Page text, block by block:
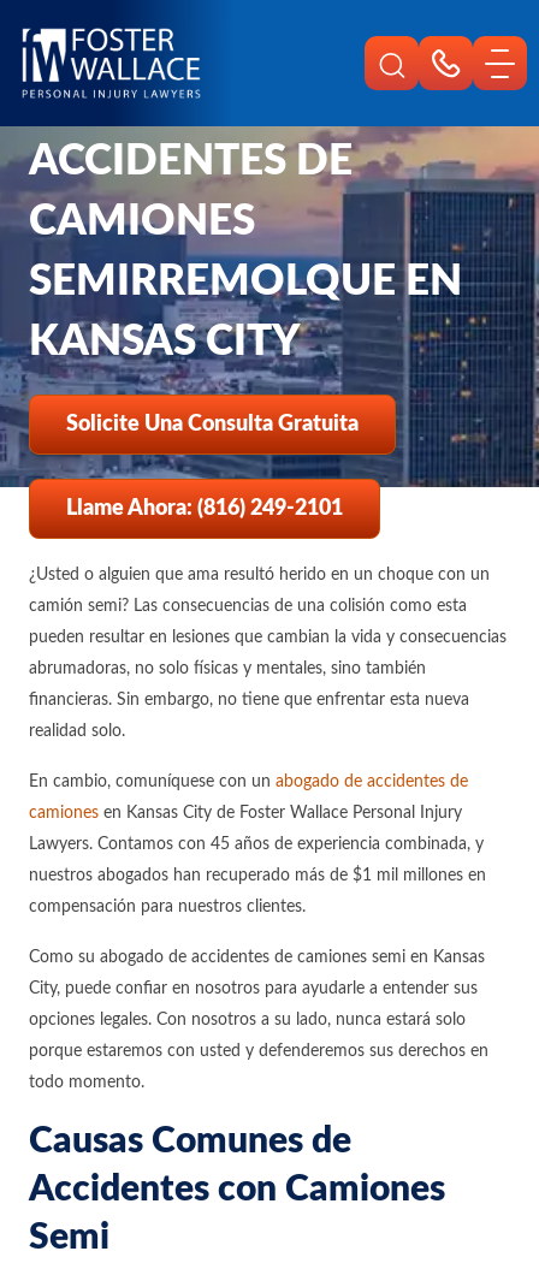
Abogado De Accidentes De Camiones En Kansas City
ABOGADO DE
ACCIDENTES DE
CAMIONES
SEMIRREMOLQUE EN
KANSAS CITY
Solicite Una Consulta Gratuita
Llame Ahora: (816) 249-2101
¿Usted o alguien que ama resultó herido en un choque con un
camión semi? Las consecuencias de una colisión como esta
pueden resultar en lesiones que cambian la vida y consecuencias
abrumadoras, no solo físicas y mentales, sino también
financieras. Sin embargo, no tiene que enfrentar esta nueva
realidad solo.
En cambio, comuníquese con un abogado de accidentes de
camiones en Kansas City de Foster Wallace Personal Injury
Lawyers. Contamos con 45 años de experiencia combinada, y
nuestros abogados han recuperado más de $1 mil millones en
compensación para nuestros clientes.
Como su abogado de accidentes de camiones semi en Kansas
City, puede confiar en nosotros para ayudarle a entender sus
opciones legales. Con nosotros a su lado, nunca estará solo
porque estaremos con usted y defenderemos sus derechos en
todo momento.
Causas Comunes de
Accidentes con Camiones
Semi